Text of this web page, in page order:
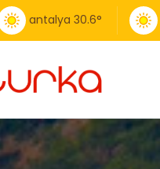
antalya 30.6°